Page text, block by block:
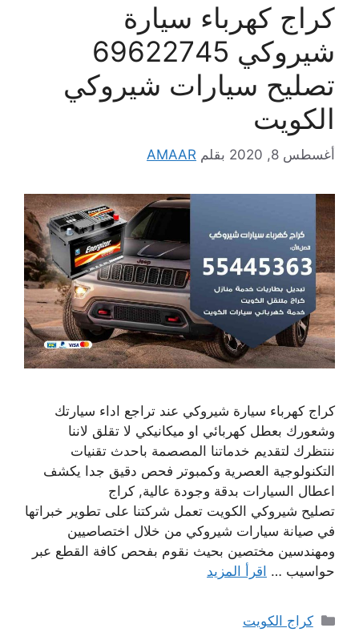
كراج كهرباء سيارة
شيروكي 69622745
تصليح سيارات شيروكي
الكويت
أغسطس 8, 2020 بقلم AMAAR
كراج كهرباء سيارة شيروكي عند تراجع اداء سيارتك
وشعورك بعطل كهربائي او ميكانيكي لا تقلق لاننا
ننتظرك لتقديم خدماتنا المصصمة باحدث تقنيات
التكنولوجية العصرية وكمبوتر فحص دقيق جدا يكشف
اعطال السيارات بدقة وجودة عالية, كراج
تصليح شيروكي الكويت تعمل شركتنا على تطوير خبراتها
في صيانة سيارات شيروكي من خلال اختصاصيين
ومهندسين مختصين بحيث نقوم بفحص كافة القطع عبر
حواسيب … اقرأ المزيد
التصنيفات
كراج الكويت